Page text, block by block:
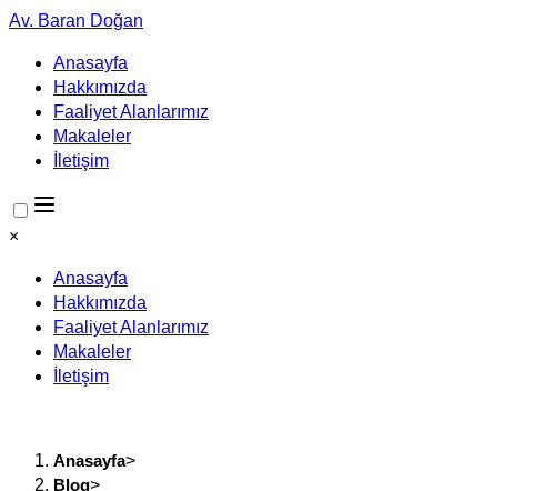
Av. Baran Doğan
Anasayfa
Hakkımızda
Faaliyet Alanlarımız
Makaleler
İletişim
×
Anasayfa
Hakkımızda
Faaliyet Alanlarımız
Makaleler
İletişim
Anasayfa>
Blog>